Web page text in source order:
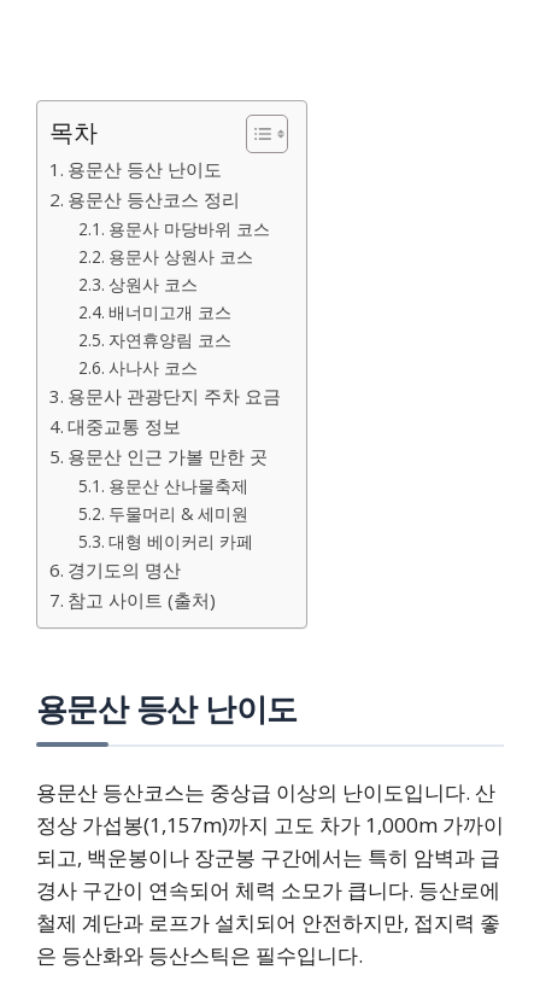
목차
용문산 등산 난이도
용문산 등산코스 정리
용문사 마당바위 코스
용문사 상원사 코스
상원사 코스
배너미고개 코스
자연휴양림 코스
사나사 코스
용문사 관광단지 주차 요금
대중교통 정보
용문산 인근 가볼 만한 곳
용문산 산나물축제
두물머리 & 세미원
대형 베이커리 카페
경기도의 명산
참고 사이트 (출처)
용문산 등산 난이도
용문산 등산코스는 중상급 이상의 난이도입니다. 산
정상 가섭봉(1,157m)까지 고도 차가 1,000m 가까이
되고, 백운봉이나 장군봉 구간에서는 특히 암벽과 급
경사 구간이 연속되어 체력 소모가 큽니다. 등산로에
철제 계단과 로프가 설치되어 안전하지만, 접지력 좋
은 등산화와 등산스틱은 필수입니다.